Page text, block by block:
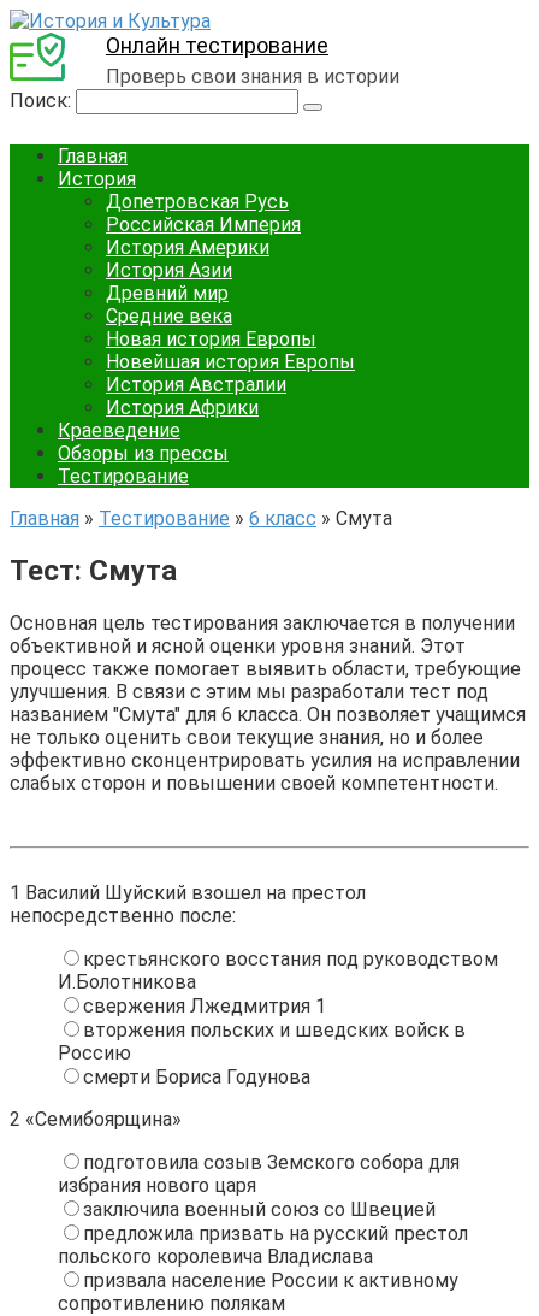
Онлайн тестирование
Проверь свои знания в истории
Поиск:
Главная
История
Допетровская Русь
Российская Империя
История Америки
История Азии
Древний мир
Средние века
Новая история Европы
Новейшая история Европы
История Австралии
История Африки
Краеведение
Обзоры из прессы
Тестирование
Главная » Тестирование » 6 класс » Смута
Тест: Смута
Основная цель тестирования заключается в получении
объективной и ясной оценки уровня знаний. Этот
процесс также помогает выявить области, требующие
улучшения. В связи с этим мы разработали тест под
названием "Смута" для 6 класса. Он позволяет учащимся
не только оценить свои текущие знания, но и более
эффективно сконцентрировать усилия на исправлении
слабых сторон и повышении своей компетентности.
1 Василий Шуйский взошел на престол
непосредственно после:
крестьянского восстания под руководством
И.Болотникова
свержения Лжедмитрия 1
вторжения польских и шведских войск в
Россию
смерти Бориса Годунова
2 «Семибоярщина»
подготовила созыв Земского собора для
избрания нового царя
заключила военный союз со Швецией
предложила призвать на русский престол
польского королевича Владислава
призвала население России к активному
сопротивлению полякам